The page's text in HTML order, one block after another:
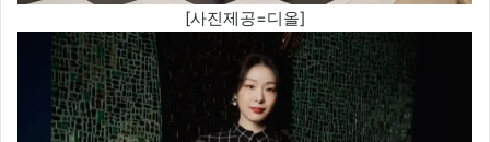
[사진제공=디올]